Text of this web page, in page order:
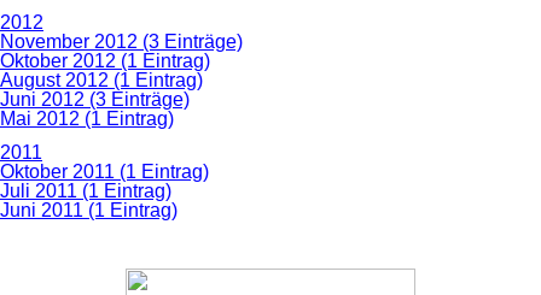
2012
November 2012 (3 Einträge)
Oktober 2012 (1 Eintrag)
August 2012 (1 Eintrag)
Juni 2012 (3 Einträge)
Mai 2012 (1 Eintrag)
2011
Oktober 2011 (1 Eintrag)
Juli 2011 (1 Eintrag)
Juni 2011 (1 Eintrag)